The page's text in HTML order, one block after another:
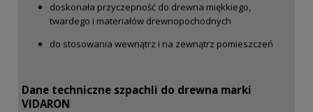
doskonała przyczepność do drewna miękkiego,
twardego i materiałów drewnopochodnych
do stosowania wewnątrz i na zewnątrz pomieszczeń
Dane techniczne szpachli do drewna marki
VIDARON